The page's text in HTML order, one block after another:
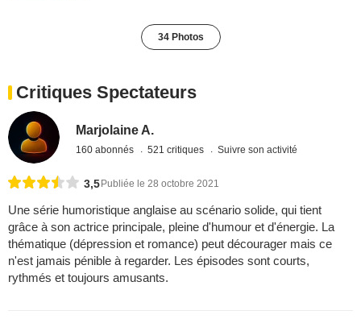
34 Photos
Critiques Spectateurs
Marjolaine A.
160 abonnés 521 critiques Suivre son activité
3,5Publiée le 28 octobre 2021
Une série humoristique anglaise au scénario solide, qui tient
grâce à son actrice principale, pleine d'humour et d'énergie. La
thématique (dépression et romance) peut décourager mais ce
n'est jamais pénible à regarder. Les épisodes sont courts,
rythmés et toujours amusants.